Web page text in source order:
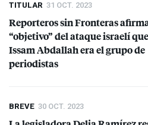
TITULAR 31 OCT. 2023
Reporteros sin Fronteras
“objetivo” del ataque israelí
Issam Abdallah era el grupo de
periodistas
BREVE 30 OCT. 2023